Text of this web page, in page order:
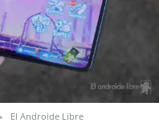
El Androide Libre